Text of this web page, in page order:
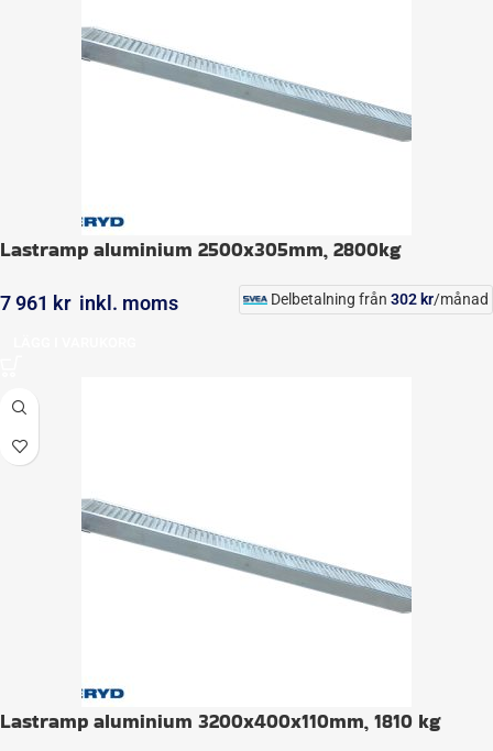
Lastramp aluminium 2500x305mm, 2800kg
7 961 kr inkl. moms Delbetalning från 302 kr/månad
Lastramp aluminium 3200x400x110mm, 1810 kg